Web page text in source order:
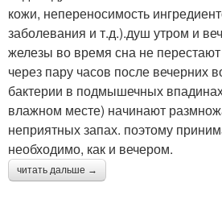
кожи, непереносимость
заболевания и т.д.).душ утром и
железы во время сна не
через пару часов после вечерних
бактерии в подмышечных
влажном месте) начинают
неприятных запах. поэтому
необходимо, как и вечером.
читать дальше →